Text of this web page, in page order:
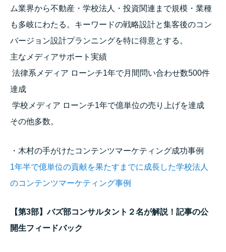
ム業界から不動産・学校法人・投資関連まで規模・業種
も多岐にわたる。キーワードの戦略設計と集客後のコン
バージョン設計プランニングを特に得意とする。
主なメディアサポート実績
法律系メディア ローンチ1年で月間問い合わせ数500件
達成
学校メディア ローンチ1年で億単位の売り上げを達成
その他多数。
・木村の手がけたコンテンツマーケティング成功事例
1年半で億単位の貢献を果たすまでに成長した学校法人
のコンテンツマーケティング事例
【第3部】バズ部コンサルタント２名が解説！記事の公
開生フィードバック